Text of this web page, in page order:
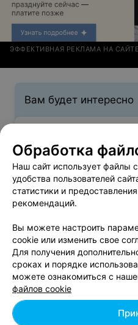
ЭФФЕКТИВНАЯ РЕКЛАМА НА САЙТЕ
Вам будет интересно
Дома престарелых и
Медицинские центры в
УЗИ щитовидной
Барановичах
УЗИ щитовидной железы
Обработка
Наш сайт использует файлы
удобства пользователей
статистики и
рекомендаций.
Вы можете настроить
cookie или изменить свое
Для получения
сроках и порядке
можете ознакомиться с
файлов cookie